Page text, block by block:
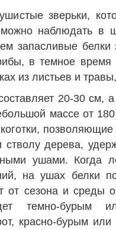
зверьки,
наблюдать в
запасливые белки
в темное время
из листьев и
20-30 см,
массе от
стволу дерева,
ушами. Когда
на ушах белки
от сезона и среды
темно-бурым
красно-бурым